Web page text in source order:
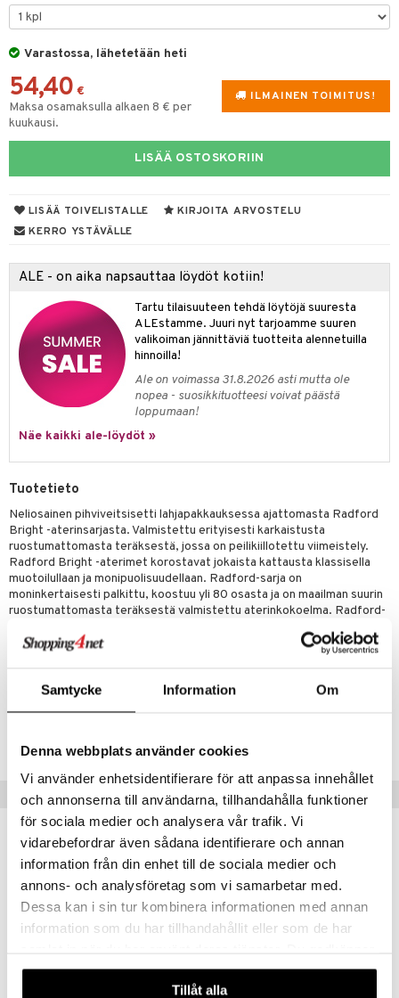
Samtycke Information Om
Denna webbplats använder cookies
Vi använder enhetsidentifierare för att anpassa innehållet
och annonserna till användarna, tillhandahålla funktioner
för sociala medier och analysera vår trafik. Vi
vidarebefordrar även sådana identifierare och annan
information från din enhet till de sociala medier och
annons- och analysföretag som vi samarbetar med.
Dessa kan i sin tur kombinera informationen med annan
information som du har tillhandahållit eller som de har
våra cookies vid fortsatt användande av vår webbplats.
Tillåt alla
Varastossa, lähetetään heti
ILMAINEN TOIMITUS!
54,40 €
Maksa osamaksulla alkaen 8 € per
kuukausi.
LISÄÄ OSTOSKORIIN
LISÄÄ TOIVELISTALLE
KIRJOITA ARVOSTELU
KERRO YSTÄVÄLLE
ALE - on aika napsauttaa löydöt kotiin!
Tartu tilaisuuteen tehdä löytöjä suuresta
ALEstamme. Juuri nyt tarjoamme suuren
valikoiman jännittäviä tuotteita alennetuilla
hinnoilla!
Ale on voimassa 31.8.2026 asti mutta ole
nopea - suosikkituotteesi voivat päästä
loppumaan!
Näe kaikki ale-löydöt »
Tuotetieto
Neliosainen pihviveitsisetti lahjapakkauksessa ajattomasta Radford
Bright -aterinsarjasta. Valmistettu erityisesti karkaistusta
ruostumattomasta teräksestä, jossa on peilikiillotettu viimeistely.
Radford Bright -aterimet korostavat jokaista kattausta klassisella
muotoilullaan ja monipuolisuudellaan. Radford-sarja on
moninkertaisesti palkittu, koostuu yli 80 osasta ja on maailman suurin
ruostumattomasta teräksestä valmistettu aterinkokoelma. Radford-
kestäviä ja niillä on elinikäinen takuu.
Tuotenumero
Suositut tuotteet
& Vihannesveitset
sisustus
tarvikkeita
tekstiilit
koristelu
säilytys
tekstiilit
Saalit
& Tyynyliinat
& Peitot
& Koukut
& Korit
& Veistokset
& Lyhdyt
& Hyllyt
& Koukut
& Korit
tekstiilit
tekstiilit
tekstiilit
& Tyynyliinat
& Peitot
hyönteissuoja
& Lyhdyt